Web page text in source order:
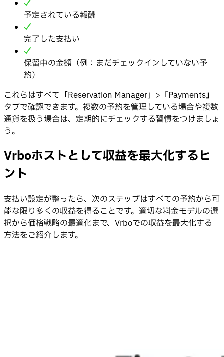
予定されている報酬
完了した支払い
保留中の金額（例：まだチェックインしていない予
約）
これらはすべて 「Reservation Manager」>「Payments」
タブで確認できます。複数の予約を管理している場合や複数
通貨を扱う場合は、定期的にチェックする習慣をつけましょ
う。
Vrboホストとして収益を最大化するヒ
ント
支払い設定が整ったら、次のステップはすべての予約から可
能な限り多くの収益を得ることです。適切な料金モデルの選
択から価格戦略の最適化まで、Vrboでの収益を最大化する
方法をご紹介します。